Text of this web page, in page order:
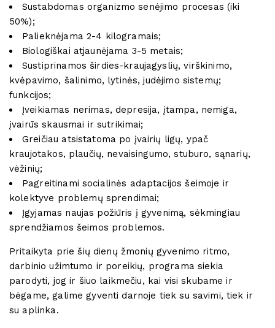
Sustabdomas organizmo senėjimo procesas (iki
50%);
Palieknėjama 2-4 kilogramais;
Biologiškai atjaunėjama 3-5 metais;
Sustiprinamos širdies-kraujagyslių, virškinimo,
kvėpavimo, šalinimo, lytinės, judėjimo sistemų;
funkcijos;
Įveikiamas nerimas, depresija, įtampa, nemiga,
įvairūs skausmai ir sutrikimai;
Greičiau atsistatoma po įvairių ligų, ypač
kraujotakos, plaučių, nevaisingumo, stuburo, sąnarių,
vėžinių;
Pagreitinami socialinės adaptacijos šeimoje ir
kolektyve problemų sprendimai;
Įgyjamas naujas požiūris į gyvenimą, sėkmingiau
sprendžiamos šeimos problemos.
Pritaikyta prie šių dienų žmonių gyvenimo ritmo,
darbinio užimtumo ir poreikių, programa siekia
parodyti, jog ir šiuo laikmečiu, kai visi skubame ir
bėgame, galime gyventi darnoje tiek su savimi, tiek ir
su aplinka.